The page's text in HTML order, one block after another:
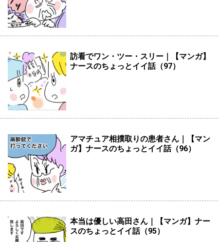
訪看でワン・ツー・スリー｜【マンガ】
ナースのちょっとイイ話（97）
アマチュア相撲取りの患者さん｜【マン
ガ】ナースのちょっとイイ話（96）
本当は優しい高田さん｜【マンガ】ナー
スのちょっとイイ話（95）